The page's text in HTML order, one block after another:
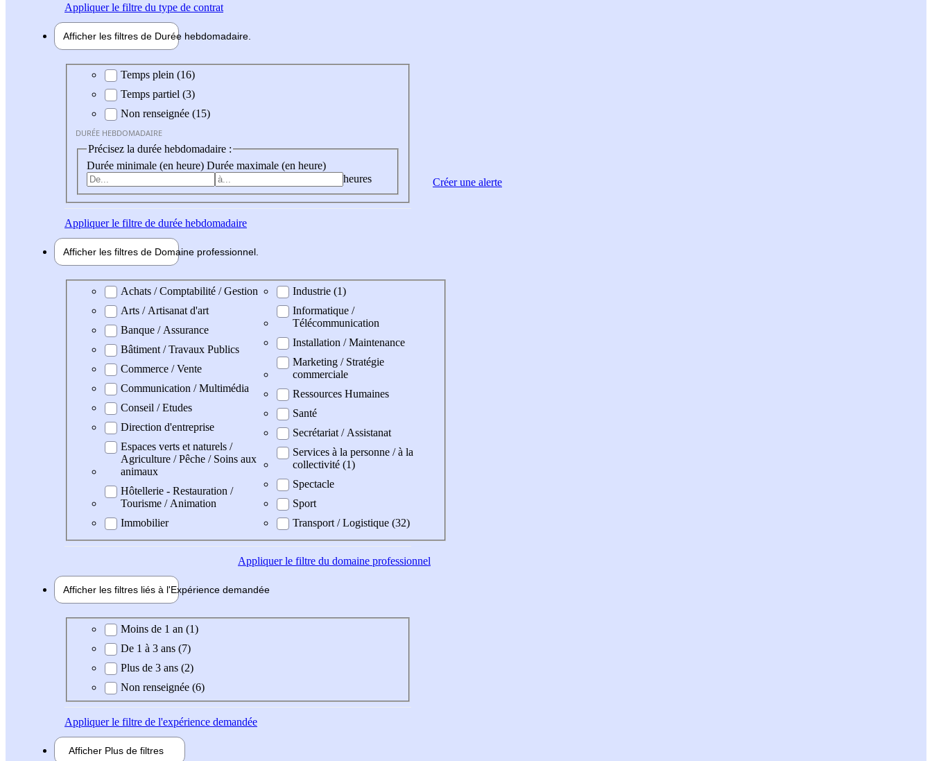
Appliquerle filtre du type de contrat
Afficher les filtres de Durée hebdomadaire
Durée hebdomadaire
Temps plein (16)
Temps partiel (3)
Non renseignée (15)
DURÉE HEBDOMADAIRE
Précisez la durée hebdomadaire :
Durée minimale (en heure) Durée maximale (en heure)
heures
Appliquerle filtre de durée hebdomadaire
Afficher les filtres de Domaine professionnel
Domaine professionel
Achats / Comptabilité / Gestion
Arts / Artisanat d'art
Banque / Assurance
Bâtiment / Travaux Publics
Commerce / Vente
Communication / Multimédia
Conseil / Etudes
Direction d'entreprise
Espaces verts et naturels /
Agriculture / Pêche / Soins aux
animaux
Hôtellerie - Restauration /
Tourisme / Animation
Immobilier
Industrie (1)
Informatique /
Télécommunication
Installation / Maintenance
Marketing / Stratégie
commerciale
Ressources Humaines
Santé
Secrétariat / Assistanat
Services à la personne / à la
collectivité (1)
Spectacle
Sport
Transport / Logistique (32)
Appliquerle filtre du domaine professionnel
Afficher les filtres liés à l'Expérience demandée
Expérience demandée
Moins de 1 an (1)
De 1 à 3 ans (7)
Plus de 3 ans (2)
Non renseignée (6)
Appliquerle filtre de l'expérience demandée
Afficher Plus de filtres
Créer une alerte